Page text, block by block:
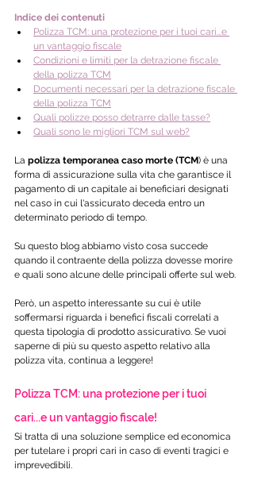
Indice dei contenuti
Polizza TCM: una protezione per i tuoi cari...e
un vantaggio fiscale
Condizioni e limiti per la detrazione fiscale
della polizza TCM
Documenti necessari per la detrazione fiscale
della polizza TCM
Quali polizze posso detrarre dalle tasse?
Quali sono le migliori TCM sul web?
La polizza temporanea caso morte (TCM) è una
forma di assicurazione sulla vita che garantisce il
pagamento di un capitale ai beneficiari designati
nel caso in cui l'assicurato deceda entro un
determinato periodo di tempo.
Su questo blog abbiamo visto cosa succede
quando il contraente della polizza dovesse morire
e quali sono alcune delle principali offerte sul web.
Però, un aspetto interessante su cui è utile
soffermarsi riguarda i benefici fiscali correlati a
questa tipologia di prodotto assicurativo. Se vuoi
saperne di più su questo aspetto relativo alla
polizza vita, continua a leggere!
Polizza TCM: una protezione per i tuoi
cari...e un vantaggio fiscale!
Si tratta di una soluzione semplice ed economica
per tutelare i propri cari in caso di eventi tragici e
imprevedibili.